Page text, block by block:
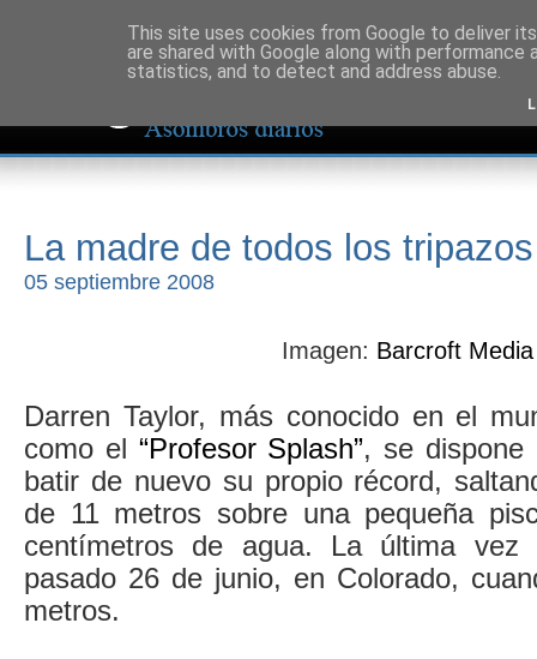
La madre de todos los tripazos
05 septiembre 2008
Imagen: Barcroft Media
Darren Taylor, más conocido en el
como el “Profesor Splash”, se
batir de nuevo su propio récord,
de 11 metros sobre una pequeña
centímetros de agua. La última
pasado 26 de junio, en Colorado,
metros.
This site uses cookies from Google to deliver
are shared with Google along with
statistics, and to detect and address abuse.